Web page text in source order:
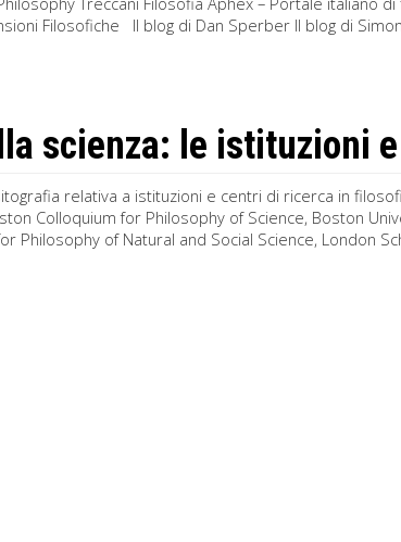
Filosofiche Il blog di Dan Sperber Il blog di
scienza: le istituzioni
relativa a istituzioni e centri di ricerca in
Colloquium for Philosophy of Science, Boston
Philosophy of Natural and Social Science, London